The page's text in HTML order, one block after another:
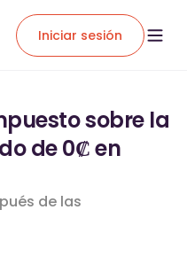
Iniciar sesión
sobre la
de 0₡ en
de las